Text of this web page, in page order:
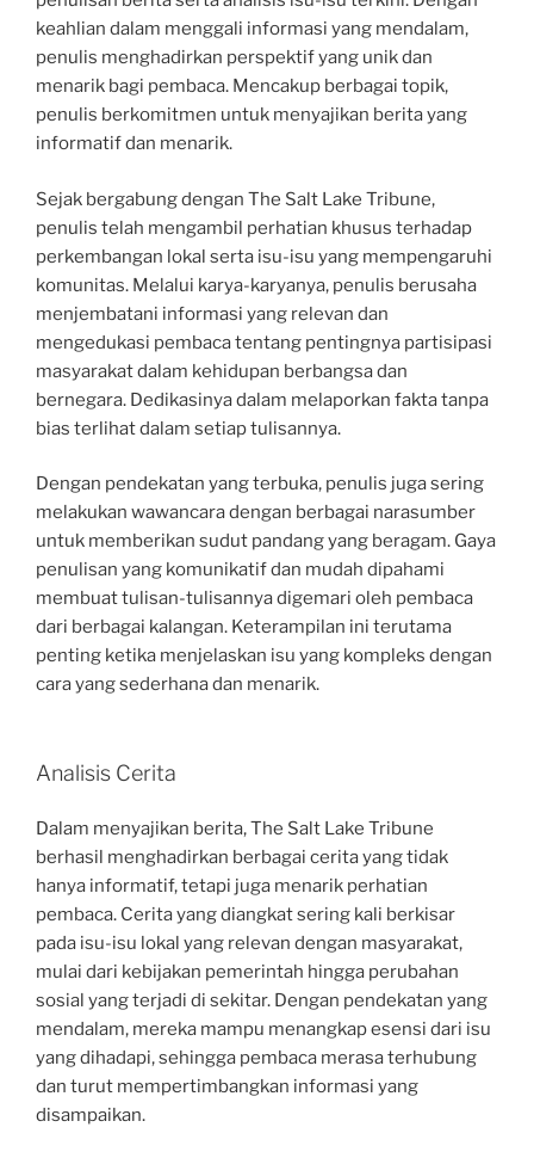
keahlian dalam menggali informasi yang mendalam,
penulis menghadirkan perspektif yang unik dan
menarik bagi pembaca. Mencakup berbagai topik,
penulis berkomitmen untuk menyajikan berita yang
informatif dan menarik.
Sejak bergabung dengan The Salt Lake Tribune,
penulis telah mengambil perhatian khusus terhadap
perkembangan lokal serta isu-isu yang mempengaruhi
komunitas. Melalui karya-karyanya, penulis berusaha
menjembatani informasi yang relevan dan
mengedukasi pembaca tentang pentingnya partisipasi
masyarakat dalam kehidupan berbangsa dan
bernegara. Dedikasinya dalam melaporkan fakta tanpa
bias terlihat dalam setiap tulisannya.
Dengan pendekatan yang terbuka, penulis juga sering
melakukan wawancara dengan berbagai narasumber
untuk memberikan sudut pandang yang beragam. Gaya
penulisan yang komunikatif dan mudah dipahami
membuat tulisan-tulisannya digemari oleh pembaca
dari berbagai kalangan. Keterampilan ini terutama
penting ketika menjelaskan isu yang kompleks dengan
cara yang sederhana dan menarik.
Analisis Cerita
Dalam menyajikan berita, The Salt Lake Tribune
berhasil menghadirkan berbagai cerita yang tidak
hanya informatif, tetapi juga menarik perhatian
pembaca. Cerita yang diangkat sering kali berkisar
pada isu-isu lokal yang relevan dengan masyarakat,
mulai dari kebijakan pemerintah hingga perubahan
sosial yang terjadi di sekitar. Dengan pendekatan yang
mendalam, mereka mampu menangkap esensi dari isu
yang dihadapi, sehingga pembaca merasa terhubung
dan turut mempertimbangkan informasi yang
disampaikan.